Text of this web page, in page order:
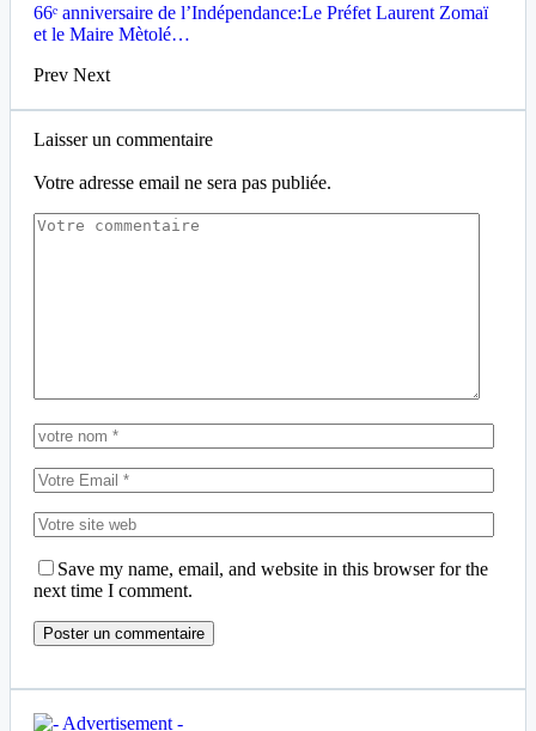
66ᵉ anniversaire de l’Indépendance:Le Préfet Laurent Zomaï
et le Maire Mètolé…
Prev Next
Laisser un commentaire
Votre adresse email ne sera pas publiée.
Save my name, email, and website in this browser for the
next time I comment.